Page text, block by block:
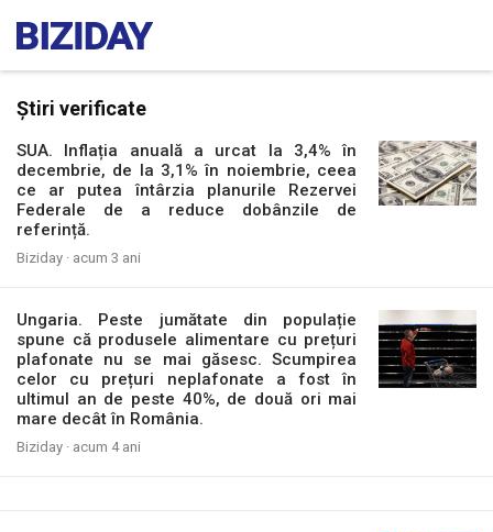
Știri verificate
SUA. Inflația anuală a urcat la 3,4% în
decembrie, de la 3,1% în noiembrie, ceea
ce ar putea întârzia planurile Rezervei
Federale de a reduce dobânzile de
referință.
Biziday · acum 3 ani
Ungaria. Peste jumătate din populație
spune că produsele alimentare cu prețuri
plafonate nu se mai găsesc. Scumpirea
celor cu prețuri neplafonate a fost în
ultimul an de peste 40%, de două ori mai
mare decât în România.
Biziday · acum 4 ani